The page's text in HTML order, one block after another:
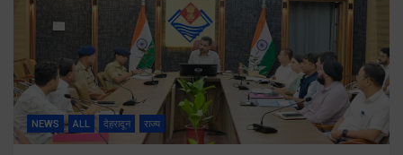
NEWS ALL देहरादून राज्य